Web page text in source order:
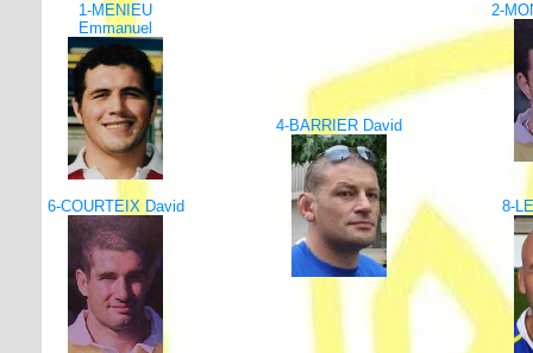
1-MENIEU
Emmanuel
2-
4-BARRIER David
6-COURTEIX David 8-